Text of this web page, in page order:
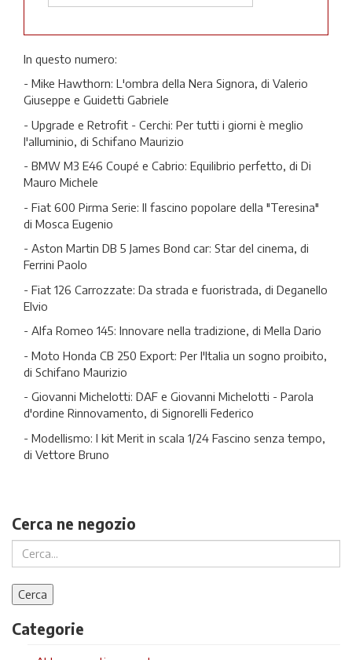
In questo numero:
- Mike Hawthorn: L'ombra della Nera Signora, di Valerio
Giuseppe e Guidetti Gabriele
- Upgrade e Retrofit - Cerchi: Per tutti i giorni è meglio
l'alluminio, di Schifano Maurizio
- BMW M3 E46 Coupé e Cabrio: Equilibrio perfetto, di Di
Mauro Michele
- Fiat 600 Pirma Serie: Il fascino popolare della "Teresina"
di Mosca Eugenio
- Aston Martin DB 5 James Bond car: Star del cinema, di
Ferrini Paolo
- Fiat 126 Carrozzate: Da strada e fuoristrada, di Deganello
Elvio
- Alfa Romeo 145: Innovare nella tradizione, di Mella Dario
- Moto Honda CB 250 Export: Per l'Italia un sogno proibito,
di Schifano Maurizio
- Giovanni Michelotti: DAF e Giovanni Michelotti - Parola
d'ordine Rinnovamento, di Signorelli Federico
- Modellismo: I kit Merit in scala 1/24 Fascino senza tempo,
di Vettore Bruno
Cerca ne negozio
Categorie